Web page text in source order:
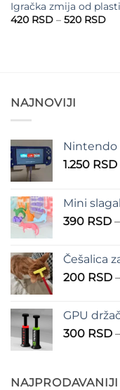
Igračka zmija od
420 RSD – 520 RSD
NAJNOVIJI
Nintendo
1.250 RSD
Mini
390 RSD –
Češalica
200 RSD –
GPU
300 RSD –
NAJPRODAVANIJI